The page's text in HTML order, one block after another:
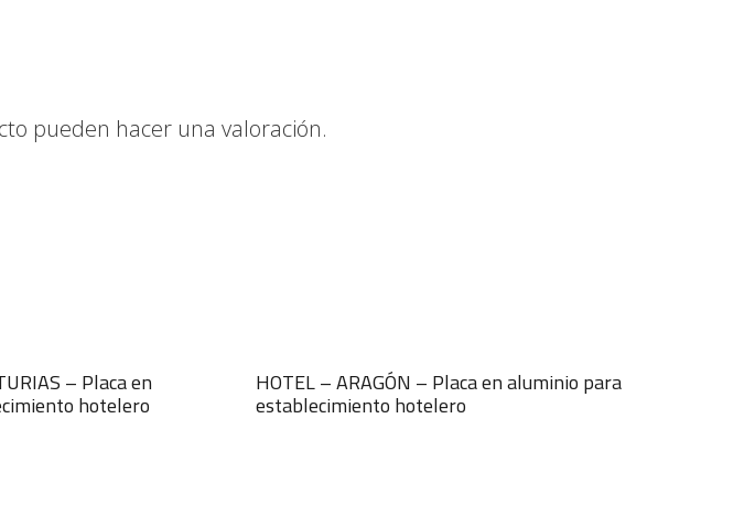
pueden hacer una valoración.
– Placa en
hotelero
HOTEL – ARAGÓN – Placa en aluminio para
establecimiento hotelero